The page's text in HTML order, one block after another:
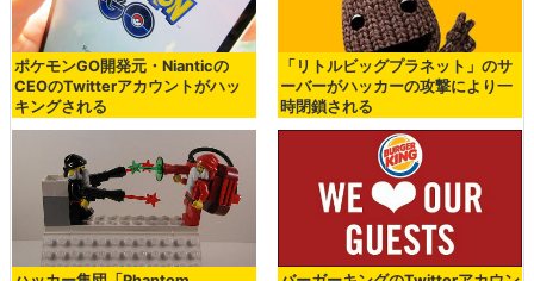
ポケモンGO開発元・Nianticの
CEOのTwitterアカウントがハッ
キングされる
「リトルビッグプラネット」のサ
ーバーがハッカーの攻撃により一
時閉鎖される